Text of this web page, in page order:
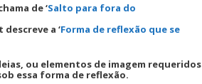
de ‘Salto para fora do
a ‘Forma de reflexão que se
ou elementos de imagem requeridos
essa forma de reflexão.